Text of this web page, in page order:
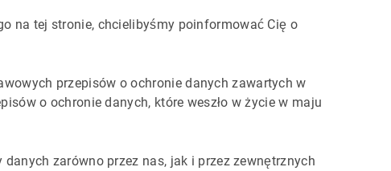
na tej stronie, chcielibyśmy poinformować Cię o
przepisów o ochronie danych zawartych w
o ochronie danych, które weszło w życie w maju
zarówno przez nas, jak i przez zewnętrznych